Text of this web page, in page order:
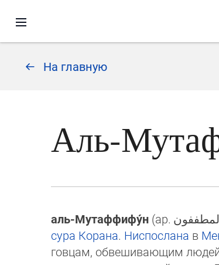
На главную
Аль-
аль-Мутаффифу́н (ар.
сура Ко­ра­на. Ниспослана в
гов­цам, об­ве­ши­ваю­щим